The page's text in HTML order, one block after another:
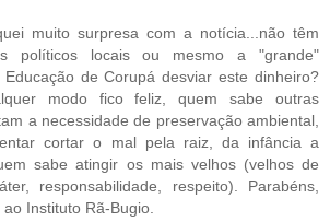
muito surpresa com a notícia...não têm
políticos locais ou mesmo a "grande"
Educação de Corupá desviar este dinheiro?
modo fico feliz, quem sabe outras
a necessidade de preservação ambiental,
cortar o mal pela raiz, da infância a
sabe atingir os mais velhos (velhos de
responsabilidade, respeito). Parabéns,
Instituto Rã-Bugio.